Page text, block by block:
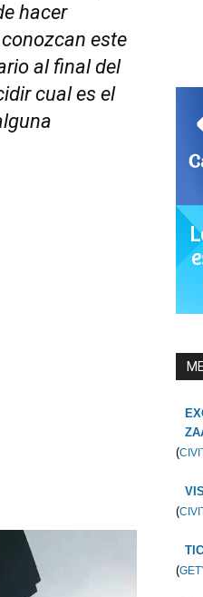
hacer
este
al final del
cual es el
(
(
(